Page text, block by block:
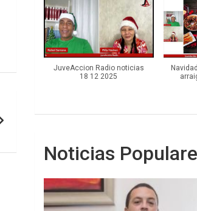
JuveAccion Radio noticias
18 12 2025
Noticias